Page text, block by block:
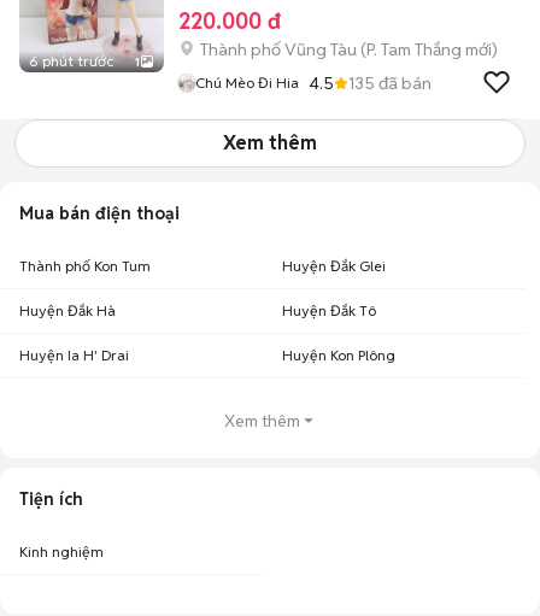
6 phút trước 1
220.000 đ
Thành phố Vũng Tàu (P. Tam Thắng mới)
Chú Mèo Đi Hia 4.5 135 đã bán
Xem thêm
Mua bán điện thoại
Thành phố Kon Tum Huyện Đắk Glei
Huyện Đắk Hà Huyện Đắk Tô
Huyện Ia H' Drai Huyện Kon Plông
Xem thêm
Tiện ích
Kinh nghiệm